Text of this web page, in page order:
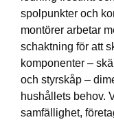
spolpunkter och
montörer arbetar
schaktning för att
komponenter –
och styrskåp –
hushållets behov.
samfällighet,